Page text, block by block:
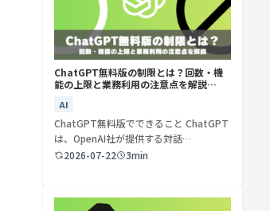
ChatGPT無料版の制限とは？回数・機
能の上限と業務利用の注意点を解説
AI
ChatGPT無料版でできること ChatGPT
は、OpenAI社が提供する対話…
2026-07-22
3min